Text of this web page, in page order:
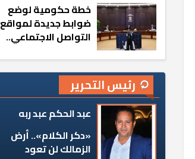
خطة حكومية لوضع
ضوابط جديدة لمواقع
التواصل الاجتماعي..
رئيس التحرير
عبد الحكم عبد ربه
«دكر الكلام».. أرض
الزمالك لن تعود